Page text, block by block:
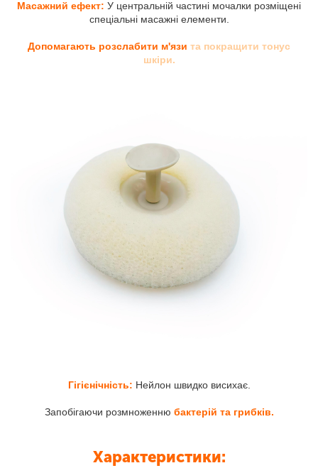
Масажний ефект: У центральній частині мочалки розміщені
спеціальні масажні елементи.
Допомагають розслабити м'язи та покращити тонус
шкіри.
Гігієнічність: Нейлон швидко висихає.
Запобігаючи розмноженню бактерій та грибків.
Характеристики: